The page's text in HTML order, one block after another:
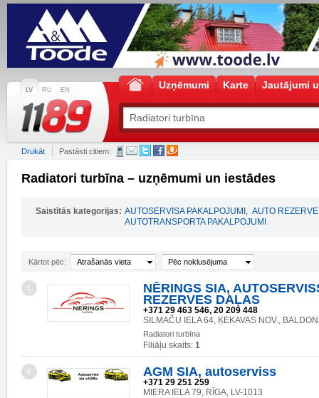
LV RU EN Uzņēmumi Karte Jautājumi
Drukāt Pastāsti citiem:
Radiatori turbīna – uzņēmumi un iestādes
Saistītās kategorijas: AUTOSERVISA PAKALPOJUMI , AUTO
AUTOTRANSPORTA PAKALPOJUMI
Kārtot pēc: Atrašanās vieta Pēc noklusējuma
1
NĒRINGS SIA,
REZERVES DAĻAS
+371 29 463 546, 20 209 448
SILMAČU IELA 64, ĶEKAVAS NOV.,
Radiatori turbīna
Filiāļu skaits: 1
2 AGM SIA, autoserviss
+371 29 251 259
MIERA IELA 79, RĪGA, LV-1013